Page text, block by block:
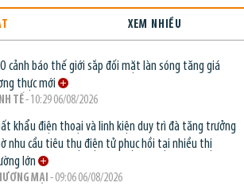
XEM NHIỀU
cảnh báo thế giới sắp đối mặt làn sóng tăng giá
thực mới
TẾ- 10:29 06/08/2026
khẩu điện thoại và linh kiện duy trì đà tăng trưởng
nhu cầu tiêu thụ điện tử phục hồi tại nhiều thị
lớn
MẠI - 09:06 06/08/2026